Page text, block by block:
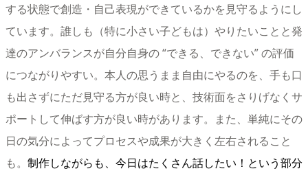
する状態で創造・自己表現ができているかを見守るようにし
ています。誰しも（特に小さい子どもは）やりたいことと発
達のアンバランスが自分自身の “できる、できない” の評価
につながりやすい。本人の思うまま自由にやるのを、手も口
も出さずにただ見守る方が良い時と、技術面をさりげなくサ
ポートして伸ばす方が良い時があります。また、単純にその
日の気分によってプロセスや成果が大きく左右されること
も。 制作しながらも、今日はたくさん話したい！という部分